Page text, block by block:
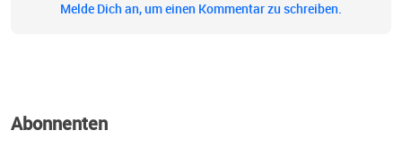
Melde Dich an, um einen Kommentar zu schreiben.
Abonnenten